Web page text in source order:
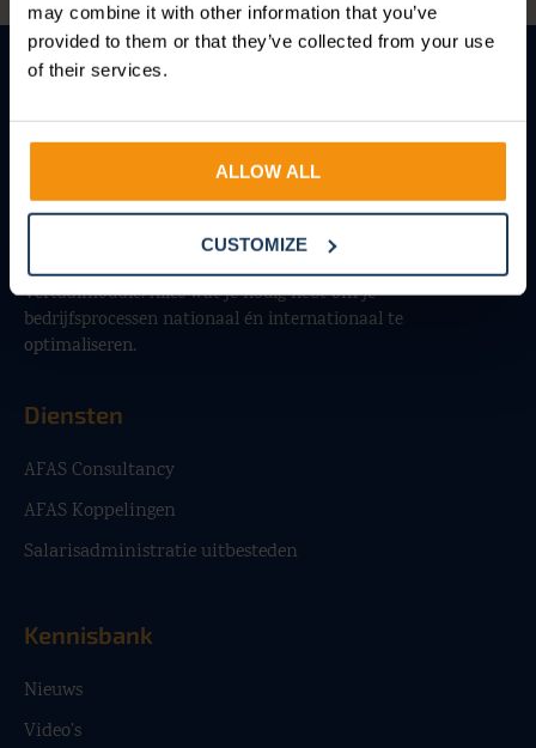
may combine it with other information that you’ve
provided to them or that they’ve collected from your use
of their services.
ALLOW ALL
CUSTOMIZE
en haal het maximale uit AFAS. Vertrouw op onze HR- en
payrollexperts voor AFAS Consultancy, Functioneel Beheer,
Koppelingen, internationale toepassingen en de unieke AFAS
Vertaalmodule. Alles wat je nodig hebt om je
bedrijfsprocessen nationaal én internationaal te
optimaliseren.
Diensten
AFAS Consultancy
AFAS Koppelingen
Salarisadministratie uitbesteden
Kennisbank
Nieuws
Video’s